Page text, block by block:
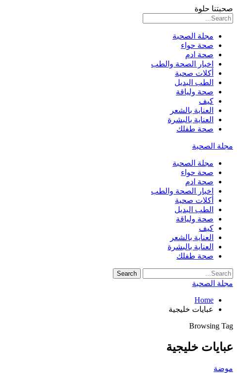
صحبتنا حلوة
مجلة الصحبة
صحة حواء
صحة ادم
اخبار الصحة والطب
أكلات صحية
الطب البديل
صحة ولياقة
كيف
العناية بالشعر
العناية بالبشرة
صحة طفلك
مجلة الصحبة
مجلة الصحبة
صحة حواء
صحة ادم
اخبار الصحة والطب
أكلات صحية
الطب البديل
صحة ولياقة
كيف
العناية بالشعر
العناية بالبشرة
صحة طفلك
مجلة الصحبة
Home
عبايات خليجية
Browsing Tag
عبايات خليجية
موضة